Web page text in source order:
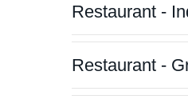
Restaurant -
Restaurant -